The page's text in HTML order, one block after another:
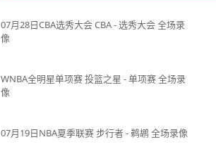
07月28日CBA选秀大会 CBA - 选秀大会 全场录
像
WNBA全明星单项赛 投篮之星 - 单项赛 全场录
像
07月19日NBA夏季联赛 步行者 - 鹈鹕 全场录像